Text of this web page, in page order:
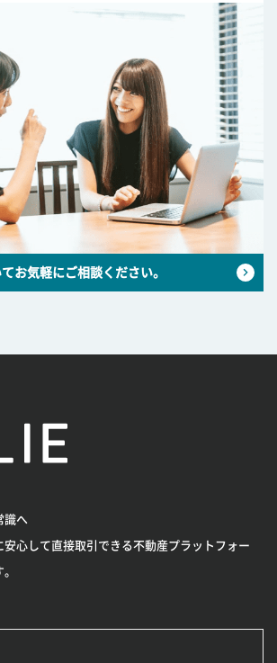
お気軽にご相談ください。
識へ
安心して直接取引できる不動産プラットフォー